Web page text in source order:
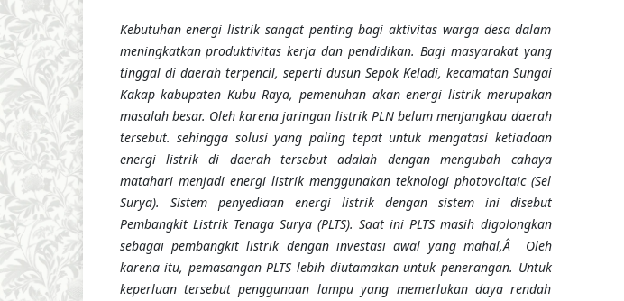
Kebutuhan energi listrik sangat penting bagi aktivitas warga desa dalam
meningkatkan produktivitas kerja dan pendidikan. Bagi masyarakat yang
tinggal di daerah terpencil, seperti dusun Sepok Keladi, kecamatan Sungai
Kakap kabupaten Kubu Raya, pemenuhan akan energi listrik merupakan
masalah besar. Oleh karena jaringan listrik PLN belum menjangkau daerah
tersebut. sehingga solusi yang paling tepat untuk mengatasi ketiadaan
energi listrik di
daerah tersebut adalah dengan mengubah cahaya
matahari menjadi energi listrik menggunakan teknologi photovoltaic (Sel
Surya). Sistem penyediaan energi listrik dengan sistem ini disebut
Pembangkit Listrik Tenaga Surya (PLTS). Saat ini PLTS masih digolongkan
sebagai pembangkit listrik dengan investasi awal yang mahal,Â Oleh
karena itu, pemasangan PLTS lebih diutamakan untuk penerangan. Untuk
keperluan tersebut penggunaan lampu yang memerlukan daya rendah